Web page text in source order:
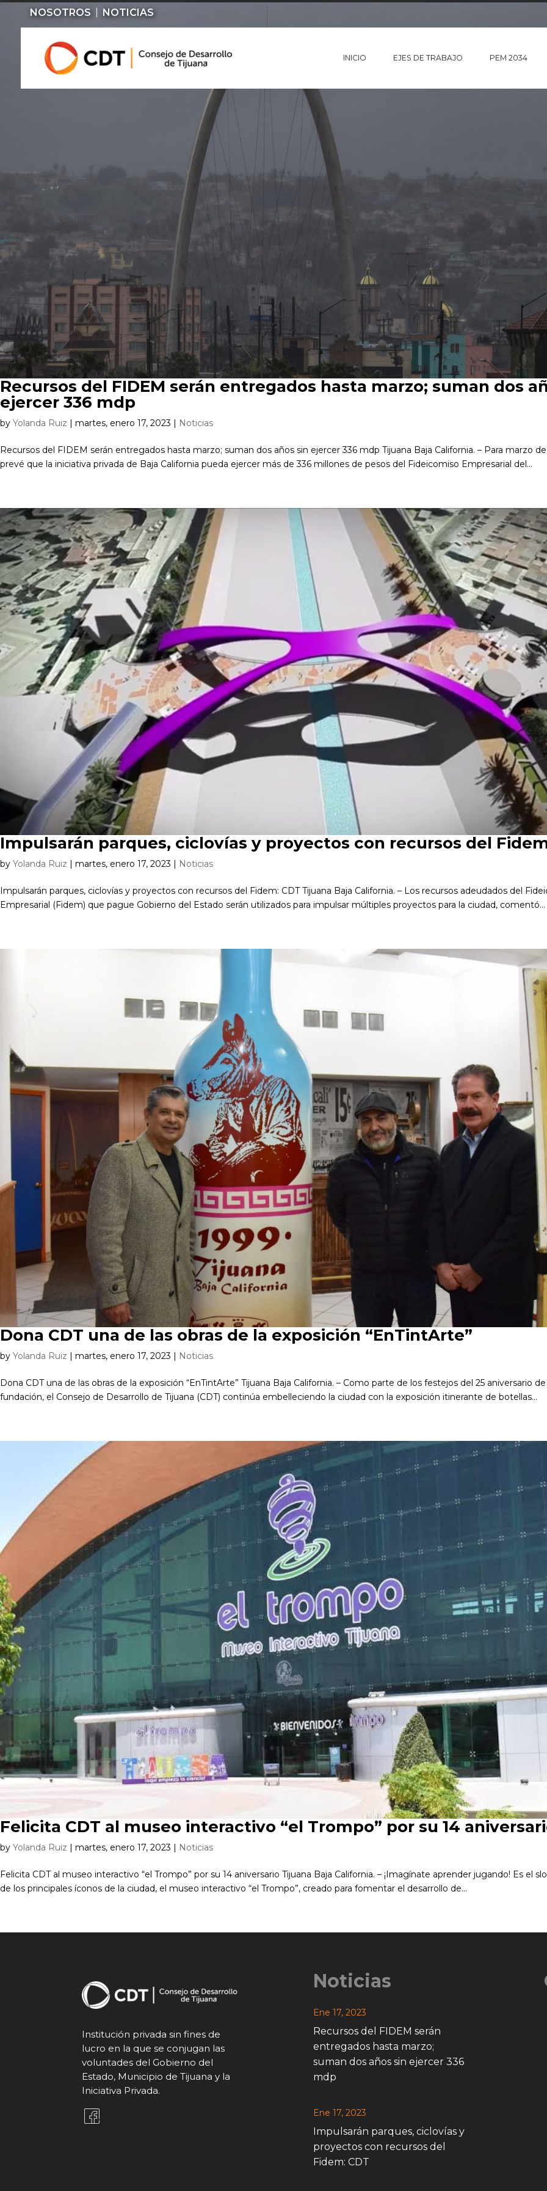
NOSOTROS NOTICIAS
INICIO EJES DE TRABAJO PEM 2034
Recursos del FIDEM serán entregados hasta marzo; suman dos
ejercer 336 mdp
by Yolanda Ruiz | martes, enero 17, 2023 | Noticias
Recursos del FIDEM serán entregados hasta marzo; suman dos años sin ejercer 336 mdp Tijuana Baja California. – Para marzo
prevé que la iniciativa privada de Baja California pueda ejercer más de 336 millones de pesos del Fideicomiso Empresarial del...
Impulsarán parques, ciclovías y proyectos con recursos del
by Yolanda Ruiz martes, enero 17, 2023 Noticias
Impulsarán parques, ciclovías y proyectos con recursos del Fidem: CDT Tijuana Baja California. – Los recursos adeudados del
Empresarial (Fidem) que pague Gobierno del Estado serán utilizados para impulsar múltiples proyectos para la ciudad, comentó...
Dona CDT una de las obras de la exposición “EnTintArte”
by Yolanda Ruiz | martes, enero 17, 2023 | Noticias
Dona CDT una de las obras de la exposición “EnTintArte” Tijuana Baja California. – Como parte de los festejos del 25 aniversario
fundación, el Consejo de Desarrollo de Tijuana (CDT) continúa embelleciendo la ciudad con la exposición itinerante de botellas...
Felicita CDT al museo interactivo “el Trompo” por su 14
by Yolanda Ruiz | martes, enero 17, 2023 | Noticias
Felicita CDT al museo interactivo “el Trompo” por su 14 aniversario Tijuana Baja California. – ¡Imagínate aprender jugando! Es el
de los principales íconos de la ciudad, el museo interactivo “el Trompo”, creado para fomentar el desarrollo de...
Institución privada sin fines de
lucro en la que se conjugan las
voluntades del Gobierno del
Estado, Municipio de Tijuana y la
Iniciativa Privada.
Noticias
Recursos del FIDEM serán
entregados hasta marzo;
suman dos años sin ejercer 336
mdp
Ene 17, 2023
Impulsarán parques, ciclovías y
proyectos con recursos del
Fidem: CDT
Ene 17, 2023